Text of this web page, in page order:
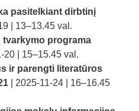
pasitelkiant dirbtinį
| 13–13.45 val.
programa
20 | 15–15.45 val.
ir parengti literatūros
| 2025-11-24 | 16–16.45